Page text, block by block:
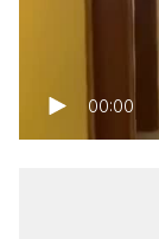
00:00